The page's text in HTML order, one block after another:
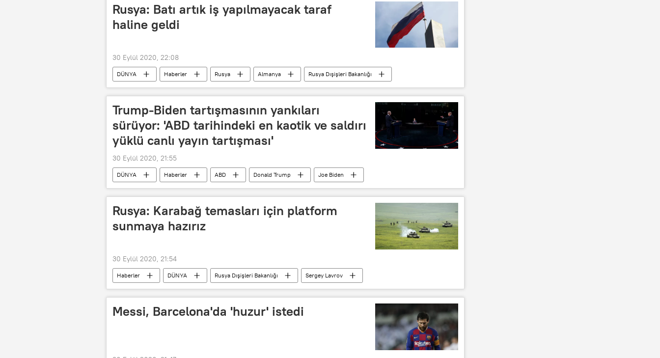
Rusya: Batı artık iş yapılmayacak taraf
haline geldi
30 Eylül 2020, 22:08
DÜNYA Haberler Rusya Almanya
Rusya Dışişleri Bakanlığı
Almanya Dışişleri Bakanlığı
Trump-Biden tartışmasının yankıları
sürüyor: 'ABD tarihindeki en kaotik ve saldırı
yüklü canlı yayın tartışması'
30 Eylül 2020, 21:55
DÜNYA Haberler ABD Donald Trump
Joe Biden
ABD 2020 Başkanlık seçimleri
Canlı yayın Tartışma
Rusya: Karabağ temasları için platform
sunmaya hazırız
30 Eylül 2020, 21:54
Haberler DÜNYA Rusya Dışişleri Bakanlığı
Sergey Lavrov
Dağlık Karabağ
Ermenistan Azerbaycan
Telefon görüşmesi
Messi, Barcelona'da 'huzur' istedi